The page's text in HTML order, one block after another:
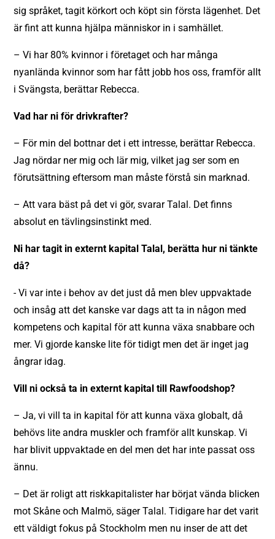
sig språket, tagit körkort och köpt sin första lägenhet. Det
är fint att kunna hjälpa människor in i samhället.
– Vi har 80% kvinnor i företaget och har många
nyanlända kvinnor som har fått jobb hos oss, framför allt
i Svängsta, berättar Rebecca.
Vad har ni för drivkrafter?
– För min del bottnar det i ett intresse, berättar Rebecca.
Jag nördar ner mig och lär mig, vilket jag ser som en
förutsättning eftersom man måste förstå sin marknad.
– Att vara bäst på det vi gör, svarar Talal. Det finns
absolut en tävlingsinstinkt med.
Ni har tagit in externt kapital Talal, berätta hur ni tänkte
då?
- Vi var inte i behov av det just då men blev uppvaktade
och insåg att det kanske var dags att ta in någon med
kompetens och kapital för att kunna växa snabbare och
mer. Vi gjorde kanske lite för tidigt men det är inget jag
ångrar idag.
Vill ni också ta in externt kapital till Rawfoodshop?
– Ja, vi vill ta in kapital för att kunna växa globalt, då
behövs lite andra muskler och framför allt kunskap. Vi
har blivit uppvaktade en del men det har inte passat oss
ännu.
– Det är roligt att riskkapitalister har börjat vända blicken
mot Skåne och Malmö, säger Talal. Tidigare har det varit
ett väldigt fokus på Stockholm men nu inser de att det